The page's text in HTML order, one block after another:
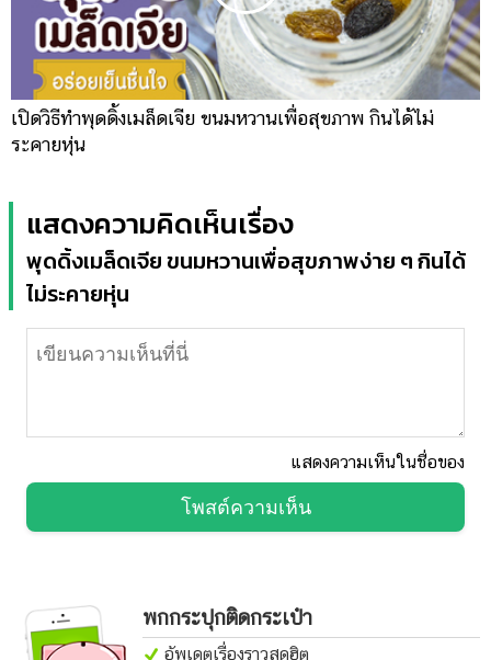
เปิดวิธีทำพุดดิ้งเมล็ดเจีย ขนมหวานเพื่อสุขภาพ กินได้ไม่
ระคายหุ่น
แสดงความคิดเห็นเรื่อง
พุดดิ้งเมล็ดเจีย ขนมหวานเพื่อสุขภาพง่าย ๆ กินได้
ไม่ระคายหุ่น
แสดงความเห็นในชื่อของ
โพสต์ความเห็น
พกกระปุกติดกระเป๋า
อัพเดตเรื่องราวสุดฮิต